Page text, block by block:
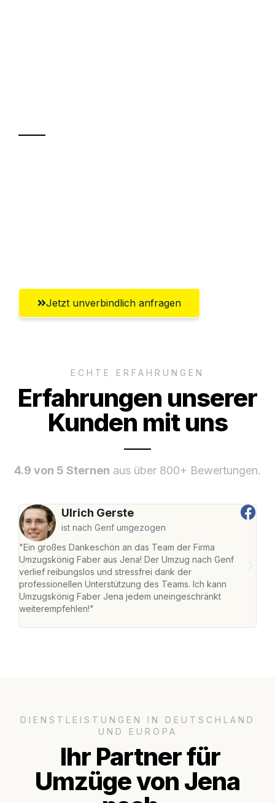
Jetzt unverbindlich anfragen
ECHTE ERFAHRUNGEN
Erfahrungen unserer
Kunden mit uns
4.9 von 5 Sternen aus über 800+ Bewertungen.
Ulrich Gerste
ist nach Genf umgezogen
"Ein großes Dankeschön an das Team der Firma
Umzugskönig Faber aus Jena! Der Umzug nach Genf
verlief reibungslos und stressfrei dank der
professionellen Unterstützung des Teams. Ich kann
Umzugskönig Faber Jena jedem uneingeschränkt
weiterempfehlen!"
DIENSTLEISTUNGEN IN DEUTSCHLAND
UND EUROPA
Ihr Partner für
Umzüge von Jena